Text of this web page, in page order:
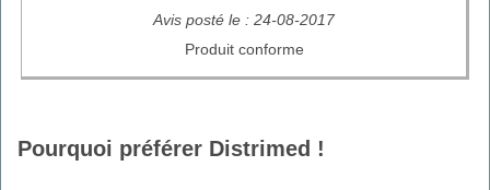
Avis posté le : 24-08-2017
Produit conforme
Pourquoi préférer Distrimed !